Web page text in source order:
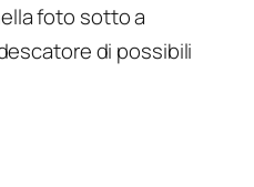
foto sotto a
di possibili